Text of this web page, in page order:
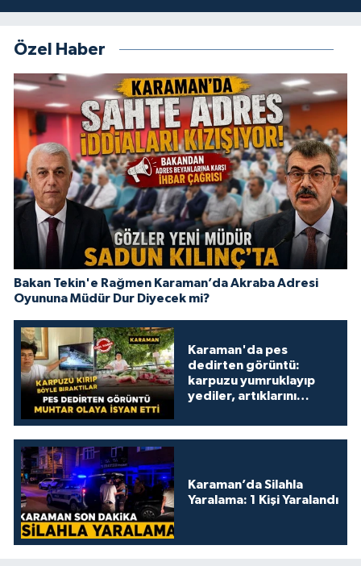
Özel Haber
Bakan Tekin'e Rağmen Karaman’da Akraba Adresi
Oyununa Müdür Dur Diyecek mi?
Karaman'da pes
dedirten görüntü:
karpuzu yumruklayıp
yediler, artıklarını
Karaman’da Silahla
Yaralama: 1 Kişi Yaralandı